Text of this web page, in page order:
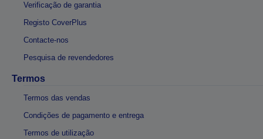
Verificação de garantia
Registo CoverPlus
Contacte-nos
Pesquisa de revendedores
Termos
Termos das vendas
Condições de pagamento e entrega
Termos de utilização